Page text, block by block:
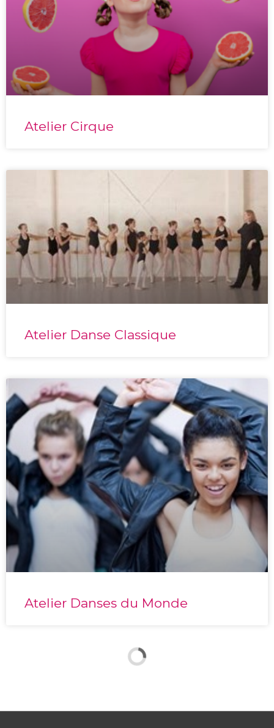
Atelier Cirque
Atelier Danse Classique
Atelier Danses du Monde